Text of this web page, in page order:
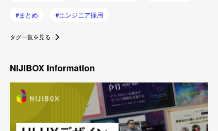
まとめ エンジニア採用
タグ一覧を見る
NIJIBOX Information